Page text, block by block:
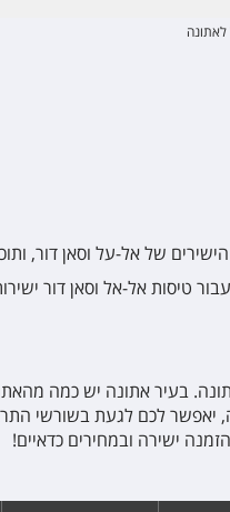
של אל-על וסאן דור,
אתונה יש כמה מהאתרים
לכם לגעת בשורשי
ישירה ובמחירים כדאיים!